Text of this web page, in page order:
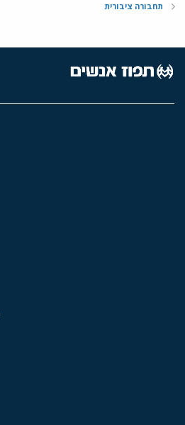
תחבורה ציבורית